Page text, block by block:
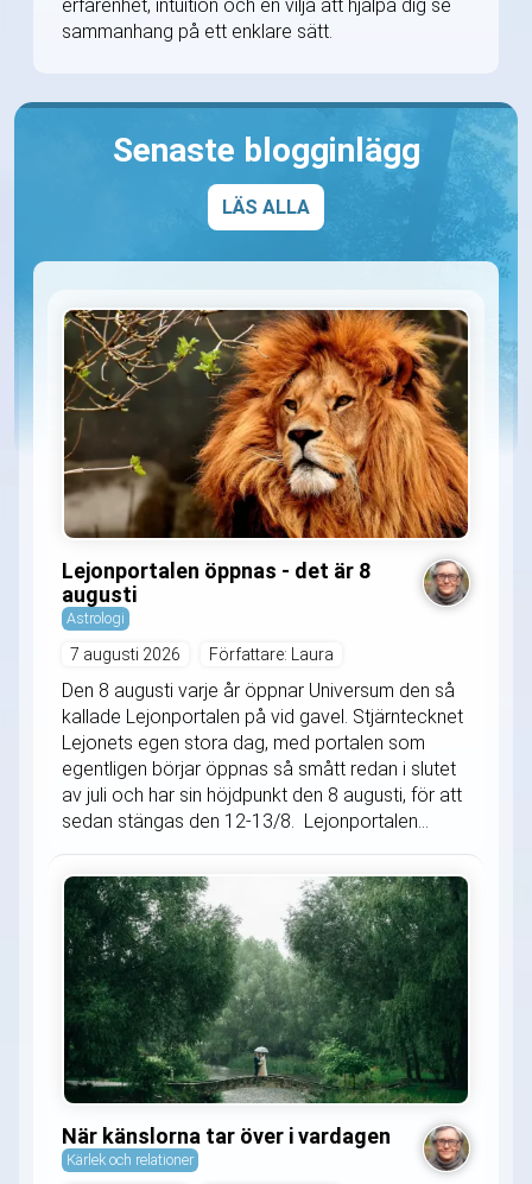
erfarenhet, intuition och en vilja att hjälpa dig se
sammanhang på ett enklare sätt.
Senaste blogginlägg
LÄS ALLA
Lejonportalen öppnas - det är 8
augusti
Astrologi
7 augusti 2026 Författare: Laura
Den 8 augusti varje år öppnar Universum den så
kallade Lejonportalen på vid gavel. Stjärntecknet
Lejonets egen stora dag, med portalen som
egentligen börjar öppnas så smått redan i slutet
av juli och har sin höjdpunkt den 8 augusti, för att
sedan stängas den 12-13/8. Lejonportalen...
När känslorna tar över i vardagen
Kärlek och relationer